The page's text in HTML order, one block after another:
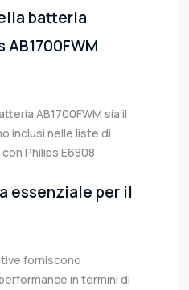
batteria
AB1700FWM sia il
inclusi nelle liste di
Philips E6808
essenziale per il
forniscono
in termini di